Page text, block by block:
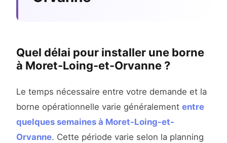
Quel délai pour installer une borne
à Moret-Loing-et-Orvanne ?
Le temps nécessaire entre votre demande et la
borne opérationnelle varie généralement entre
quelques semaines à Moret-Loing-et-
Orvanne. Cette période varie selon la planning